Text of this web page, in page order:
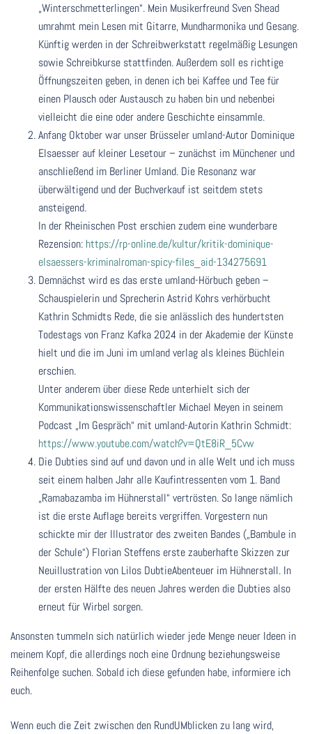
„Winterschmetterlingen“. Mein Musikerfreund Sven Shead
umrahmt mein Lesen mit Gitarre, Mundharmonika und Gesang.
Künftig werden in der Schreibwerkstatt regelmäßig Lesungen
sowie Schreibkurse stattfinden. Außerdem soll es richtige
Öffnungszeiten geben, in denen ich bei Kaffee und Tee für
einen Plausch oder Austausch zu haben bin und nebenbei
vielleicht die eine oder andere Geschichte einsammle.
Anfang Oktober war unser Brüsseler umland-Autor Dominique
Elsaesser auf kleiner Lesetour – zunächst im Münchener und
anschließend im Berliner Umland. Die Resonanz war
überwältigend und der Buchverkauf ist seitdem stets
ansteigend.
In der Rheinischen Post erschien zudem eine wunderbare
Rezension: https://rp-online.de/kultur/kritik-dominique-
elsaessers-kriminalroman-spicy-files_aid-134275691
Demnächst wird es das erste umland-Hörbuch geben –
Schauspielerin und Sprecherin Astrid Kohrs verhörbucht
Kathrin Schmidts Rede, die sie anlässlich des hundertsten
Todestags von Franz Kafka 2024 in der Akademie der Künste
hielt und die im Juni im umland verlag als kleines Büchlein
erschien.
Unter anderem über diese Rede unterhielt sich der
Kommunikationswissenschaftler Michael Meyen in seinem
Podcast „Im Gespräch“ mit umland-Autorin Kathrin Schmidt:
https://www.youtube.com/watch?v=QtE8iR_5Cvw
Die Dubties sind auf und davon und in alle Welt und ich muss
seit einem halben Jahr alle Kaufintressenten vom 1. Band
„Ramabazamba im Hühnerstall“ vertrösten. So lange nämlich
ist die erste Auflage bereits vergriffen. Vorgestern nun
schickte mir der Illustrator des zweiten Bandes („Bambule in
der Schule“) Florian Steffens erste zauberhafte Skizzen zur
Neuillustration von Lilos DubtieAbenteuer im Hühnerstall. In
der ersten Hälfte des neuen Jahres werden die Dubties also
erneut für Wirbel sorgen.
Ansonsten tummeln sich natürlich wieder jede Menge neuer Ideen in
meinem Kopf, die allerdings noch eine Ordnung beziehungsweise
Reihenfolge suchen. Sobald ich diese gefunden habe, informiere ich
euch.
Wenn euch die Zeit zwischen den RundUMblicken zu lang wird,